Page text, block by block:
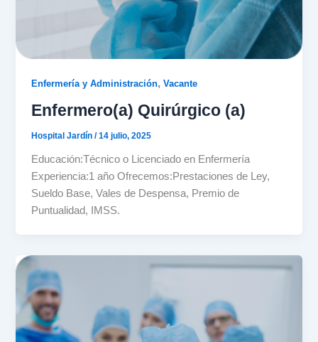
Enfermería y Administración,Vacante
Enfermero(a) Quirúrgico (a)
Hospital Jardín/14 julio, 2025
Educación:Técnico o Licenciado en Enfermería
Experiencia:1 año Ofrecemos:Prestaciones de Ley,
Sueldo Base, Vales de Despensa, Premio de
Puntualidad, IMSS.